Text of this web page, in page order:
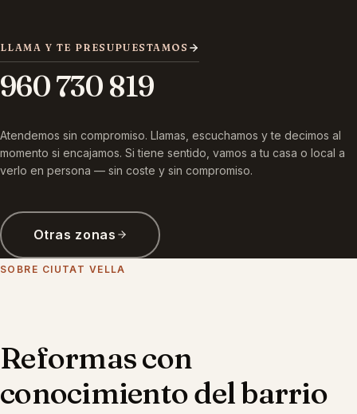
LLAMA Y TE PRESUPUESTAMOS
960 730 819
Atendemos sin compromiso. Llamas, escuchamos y te decimos al
momento si encajamos. Si tiene sentido, vamos a tu casa o local a
verlo en persona — sin coste y sin compromiso.
Otras zonas
SOBRE CIUTAT VELLA
Reformas con
conocimiento del barrio